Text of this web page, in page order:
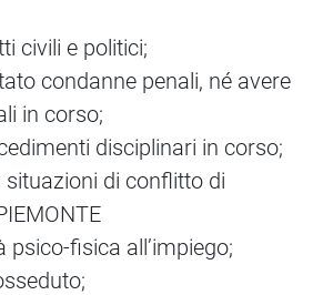
civili e politici;
condanne penali, né avere
in corso;
disciplinari in corso;
di conflitto di
psico-fisica all’impiego;